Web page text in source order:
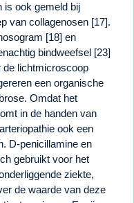
is ook gemeld bij
van collagenosen [17].
[18] en
bindweefsel [23]
de lichtmicroscoop
een organische
Omdat het
in de handen van
ook een
D-penicillamine en
gebruikt voor het
ziekte,
de waarde van deze